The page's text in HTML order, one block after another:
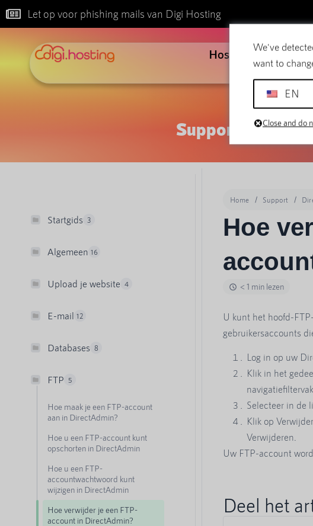
Let op voor phishing mails van Digi Hosting
Hosting E-
Support
Startgids 3
Algemeen 16
Upload je website 4
E-mail 12
Databases 8
FTP 5
Hoe maak je een FTP-account
aan in DirectAdmin?
Hoe u een FTP-account kunt
opschorten in DirectAdmin
Hoe u een FTP-
accountwachtwoord kunt
wijzigen in DirectAdmin
Hoe verwijder je een FTP-
account in DirectAdmin?
Home Support
Hoe
< 1 min lezen
U kunt het hoofd-
gebruikersaccounts
Log in op uw
Klik in het
Selecteer in de
Klik op
Verwijderen.
Uw FTP-account
Deel het
We've
want to
EN
Close and do